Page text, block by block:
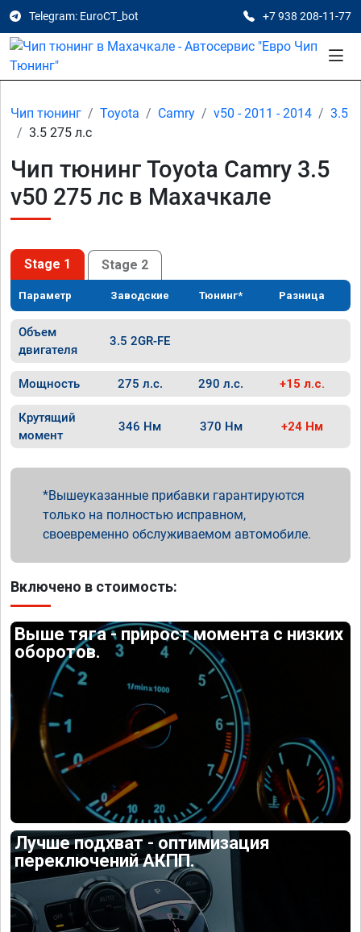
Telegram: EuroCT_bot +7 938 208-11-77
Чип тюнинг Toyota Camry v50 - 2011 - 2014
3.5
3.5 275 л.с
Чип тюнинг Toyota Camry 3.5
v50 275 лс в Махачкале
Stage 1 Stage 2
Параметр Заводские Тюнинг* Разница
Объем
двигателя
3.5 2GR-FE
Мощность 275 л.с. 290 л.с. +15 л.с.
Крутящий
момент
346 Нм 370 Нм +24 Нм
Вышеуказанные прибавки гарантируются
только на полностью исправном,
своевременно обслуживаемом автомобиле.
Включено в стоимость:
Выше тяга - прирост момента с низких
оборотов.
Лучше подхват - оптимизация
переключений АКПП.